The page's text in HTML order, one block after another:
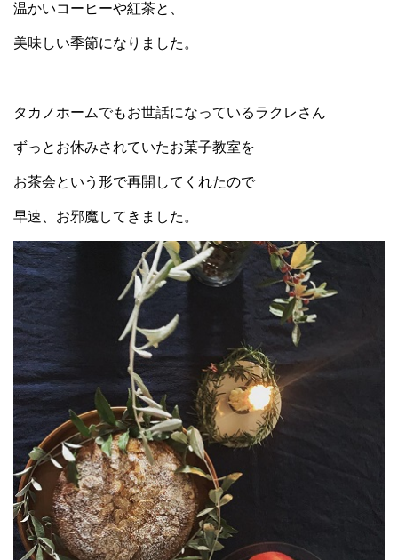
温かいコーヒーや紅茶と、
美味しい季節になりました。
タカノホームでもお世話になっているラクレさん
ずっとお休みされていたお菓子教室を
お茶会という形で再開してくれたので
早速、お邪魔してきました。